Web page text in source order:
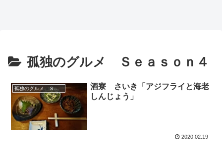
孤独のグルメ Ｓｅａｓｏｎ４
孤独のグルメ Ｓｅａｓｏｎ４
酒寮 さいき「アジフライと海老
しんじょう」
2020.02.19